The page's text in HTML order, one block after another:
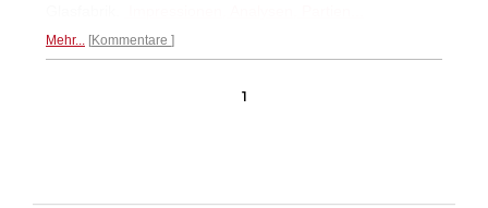
Mehr... Kommentare
1